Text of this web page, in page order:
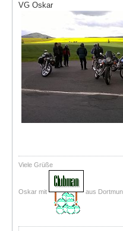
VG Oskar
Viele Grüße
Oskar mit aus